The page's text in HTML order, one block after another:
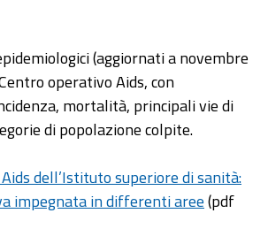
(aggiornati a novembre
operativo Aids, con
mortalità, principali vie di
di popolazione colpite.
dell’Istituto superiore di sanità:
impegnata in differenti aree(pdf